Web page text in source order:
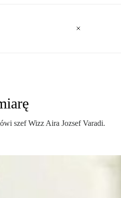
szef Wizz Aira Jozsef Varadi.